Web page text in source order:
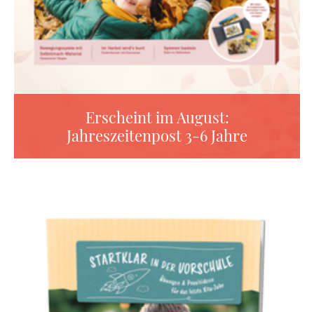
Erscheint im August:
Jahreszeitenpost 3-6 Jahre